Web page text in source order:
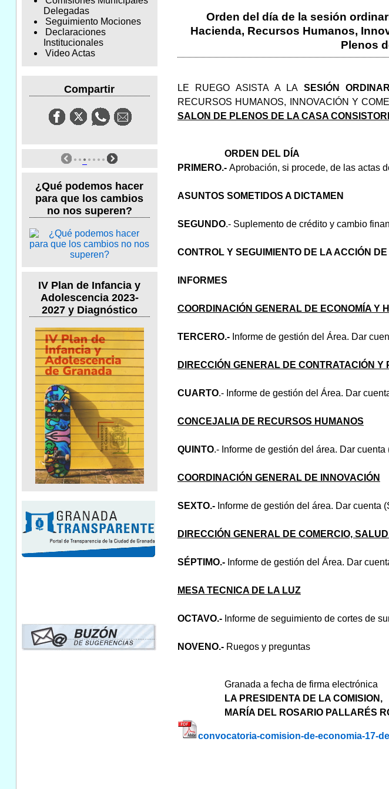
Delegadas
Seguimiento Mociones
Declaraciones
Institucionales
Video Actas
Compartir
¿Qué podemos hacer
para que los cambios
no nos superen?
IV Plan de Infancia y
Adolescencia 2023-
2027 y Diagnóstico
Orden del día de la sesión
Hacienda, Recursos Humanos,
Plenos
LE RUEGO ASISTA A LA SESIÓN
RECURSOS HUMANOS, INNOVACIÓN Y
SALON DE PLENOS DE LA CASA
ORDEN DEL DÍA
PRIMERO.- Aprobación, si procede, de las actas
ASUNTOS SOMETIDOS A DICTAMEN
SEGUNDO.- Suplemento de crédito y cambio
CONTROL Y SEGUIMIENTO DE LA ACCIÓN
INFORMES
COORDINACIÓN GENERAL DE ECONOMÍA Y
TERCERO.-Informe de gestión del Área. Dar
DIRECCIÓN GENERAL DE CONTRATACIÓN Y
CUARTO.- Informe de gestión del Área. Dar
CONCEJALIA DE RECURSOS HUMANOS
QUINTO.- Informe de gestión del área. Dar cuenta
COORDINACIÓN GENERAL DE INNOVACIÓN
SEXTO.-Informe de gestión del área. Dar cuenta
DIRECCIÓN GENERAL DE COMERCIO,
SÉPTIMO.- Informe de gestión del Área. Dar
MESA TECNICA DE LA LUZ
OCTAVO.- Informe de seguimiento de cortes de
NOVENO.-Ruegos y preguntas
Granada a fecha de firma electrónica
LA PRESIDENTA DE LA COMISION,
MARÍA DEL ROSARIO PALLARÉS
convocatoria-comision-de-economia-17-